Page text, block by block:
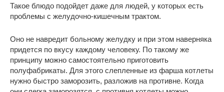
Такое блюдо подойдет даже для людей, у которых есть
проблемы с желудочно-кишечным трактом.
Оно не навредит больному желудку и при этом наверняка
придется по вкусу каждому человеку. По такому же
принципу можно самостоятельно приготовить
полуфабрикаты. Для этого слепленные из фарша котлеты
нужно быстро заморозить, разложив на противне. Когда